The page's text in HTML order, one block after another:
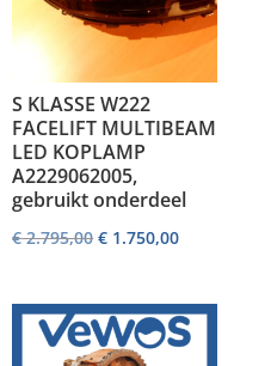
S KLASSE W222
FACELIFT MULTIBEAM
LED KOPLAMP
A2229062005,
gebruikt onderdeel
€2.795,00 Oorspronkelijke
was:
€ 2.795,00.
€ 1.750,00Huidige
is:
€ 1.750,00.